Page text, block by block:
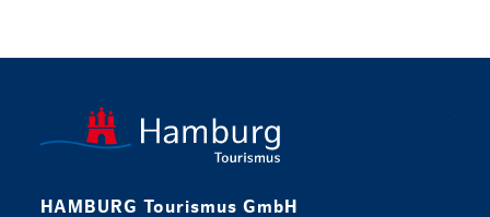
HAMBURG Tourismus GmbH